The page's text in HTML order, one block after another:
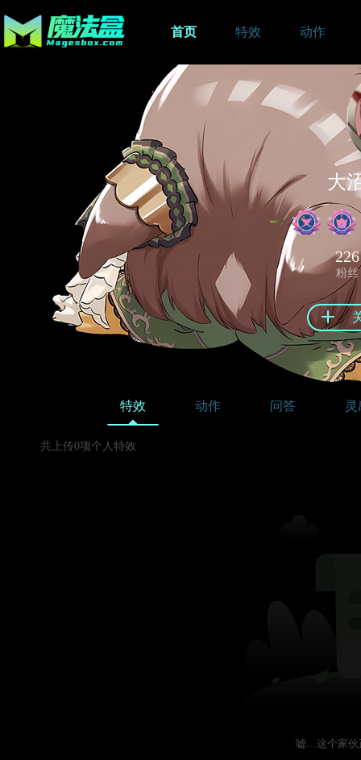
首页 特效 动作
大
226
粉丝
特效 动作 问答 灵
共上传0项个人特效
嘘…这个家伙